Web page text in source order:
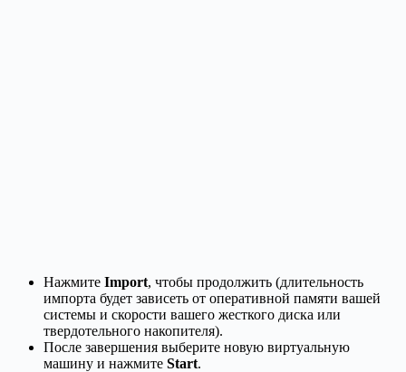
Нажмите Import, чтобы продолжить (длительность
импорта будет зависеть от оперативной памяти вашей
системы и скорости вашего жесткого диска или
твердотельного накопителя).
После завершения выберите новую виртуальную
машину и нажмите Start.